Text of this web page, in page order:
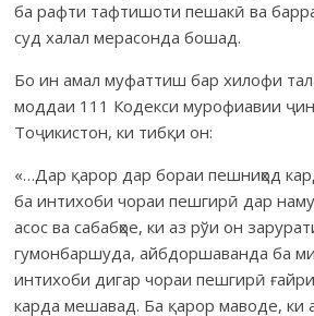
ба рафти тафтишоти пешакӣ ва
суд халал мерасонда бошад.
Бо ин амал муфаттиш бар хилофи
моддаи 111 Кодекси мурофиавии
Тоҷикистон, ки тибқи он:
«…Дар қарор дар бораи пешниҳод
ба интихоби чораи пешгирӣ дар
асос ва сабабҳое, ки аз рўи он
гумонбаршуда, айбдоршаванда ба
интихоби дигар чораи пешгирӣ
карда мешавад. Ба қарор маводе, ки